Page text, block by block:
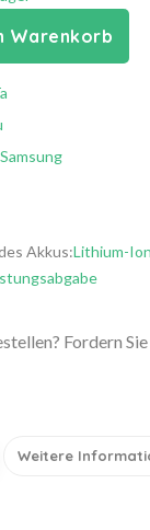
Warenkorb
Samsung
Akkus:Lithium-
Fordern
Weitere